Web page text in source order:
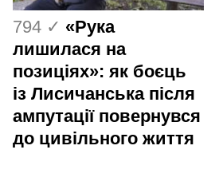
794 ✓ «Рука
лишилася на
позиціях»: як боєць
із Лисичанська після
ампутації повернувся
до цивільного життя